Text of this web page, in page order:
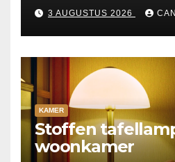
3 AUGUSTUS 2026
KAMER
Stoffen
woonkamer